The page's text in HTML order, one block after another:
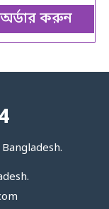
অর্ডার করুন